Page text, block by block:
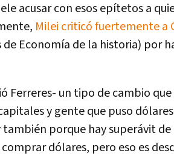
acusar con esos epítetos a
Milei criticó fuertemente a
Economía de la historia) por
Ferreres- un tipo de cambio
y gente que puso
porque hay superávit
dólares, pero eso es